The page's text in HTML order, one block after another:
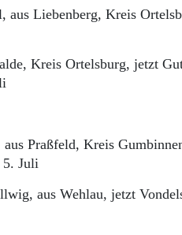
aus Liebenberg, Kreis
Kreis Ortelsburg, jetzt
Praßfeld, Kreis
5. Juli
aus Wehlau, jetzt